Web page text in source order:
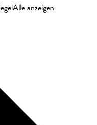
Alle anzeigen